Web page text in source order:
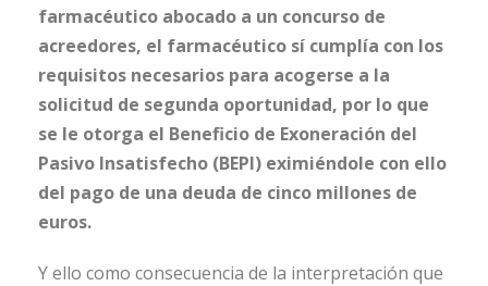
farmacéutico abocado a un concurso de
acreedores, el farmacéutico sí cumplía con los
requisitos necesarios para acogerse a la
solicitud de segunda oportunidad, por lo que
se le otorga el Beneficio de Exoneración del
Pasivo Insatisfecho (BEPI) eximiéndole con ello
del pago de una deuda de cinco millones de
euros.
Y ello como consecuencia de la interpretación que